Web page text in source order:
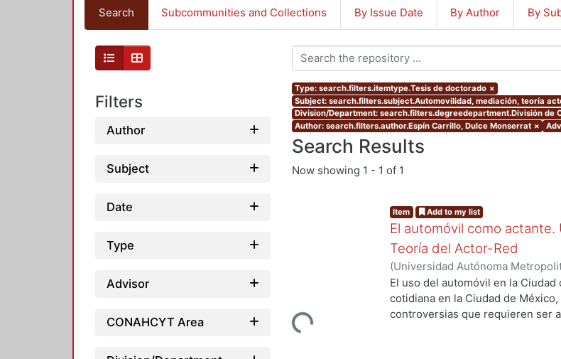
Search Subcommunities and Collections By Issue Date By Author By
Filters
Author
Subject
Date
Type
Advisor
CONAHCYT Area
Type: search.filters.itemtype.Tesis de doctorado ×
Subject: search.filters.subject.Automovilidad, mediación, teoría
Division/Department: search.filters.degreedepartment.División de
Author: search.filters.author.Espín Carrillo, Dulce Monserrat ×
Search Results
Now showing 1 - 1 of 1
Loading...
Item Add to my list
El automóvil como
Teoría del Actor-Red
(Universidad Autónoma
de Servicios de Información.,
El uso del automóvil en la
cotidiana en la Ciudad de
controversias que requieren ser